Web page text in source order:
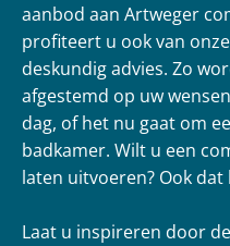
aanbod aan Artweger
profiteert u ook van
deskundig advies. Zo
afgestemd op uw
dag, of het nu gaat om
badkamer. Wilt u een
laten uitvoeren? Ook
Laat u inspireren door